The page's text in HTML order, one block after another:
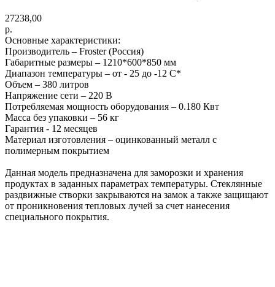
27238,00
р.
Основные характеристики:
Производитель – Froster (Россия)
Габаритные размеры – 1210*600*850 мм
Диапазон температуры – от - 25 до -12 С*
Объем – 380 литров
Напряжение сети – 220 В
Потребляемая мощность оборудования – 0.180 Квт
Масса без упаковки – 56 кг
Гарантия - 12 месяцев
Материал изготовления – оцинкованный металл с
полимерным покрытием
Данная модель предназначена для заморозки и хранения
продуктах в заданных параметрах температуры. Стеклянные
раздвижные створки закрываются на замок а также защищают
от проникновения тепловых лучей за счет нанесения
специального покрытия.